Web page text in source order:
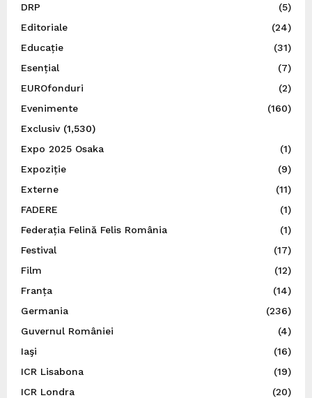
DRP
(5)
Editoriale
(24)
Educație
(31)
Esențial
(7)
EUROfonduri
(2)
Evenimente
(160)
Exclusiv(1,530)
Expo 2025 Osaka
(1)
Expoziție
(9)
Externe
(11)
FADERE
(1)
Federația Felină Felis România
(1)
Festival
(17)
Film
(12)
Franța
(14)
Germania
(236)
Guvernul României
(4)
Iaşi
(16)
ICR Lisabona
(19)
ICR Londra
(20)